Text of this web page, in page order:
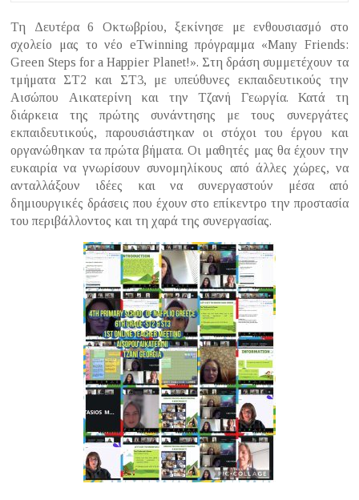
Τη Δευτέρα 6 Οκτωβρίου, ξεκίνησε με ενθουσιασμό στο
σχολείο μας το νέο eTwinning πρόγραμμα «Many Friends:
Green Steps for a Happier Planet!». Στη δράση συμμετέχουν τα
τμήματα ΣΤ2 και ΣΤ3, με υπεύθυνες εκπαιδευτικούς την
Αισώπου Αικατερίνη και την Τζανή Γεωργία. Κατά τη
διάρκεια της πρώτης συνάντησης με τους συνεργάτες
εκπαιδευτικούς, παρουσιάστηκαν οι στόχοι του έργου και
οργανώθηκαν τα πρώτα βήματα. Οι μαθητές μας θα έχουν την
ευκαιρία να γνωρίσουν συνομηλίκους από άλλες χώρες, να
ανταλλάξουν ιδέες και να συνεργαστούν μέσα από
δημιουργικές δράσεις που έχουν στο επίκεντρο την προστασία
του περιβάλλοντος και τη χαρά της συνεργασίας.